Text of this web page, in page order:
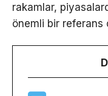
rakamlar,
önemli bir referans